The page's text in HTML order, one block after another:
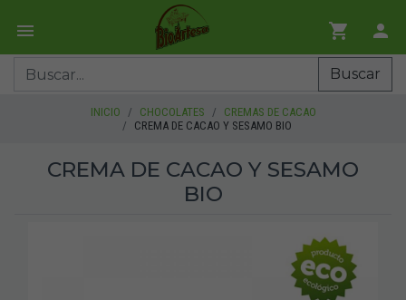
Buscar
INICIO CHOCOLATES
CREMAS DE CACAO
CREMA DE CACAO Y SESAMO BIO
CREMA DE CACAO Y SESAMO
BIO